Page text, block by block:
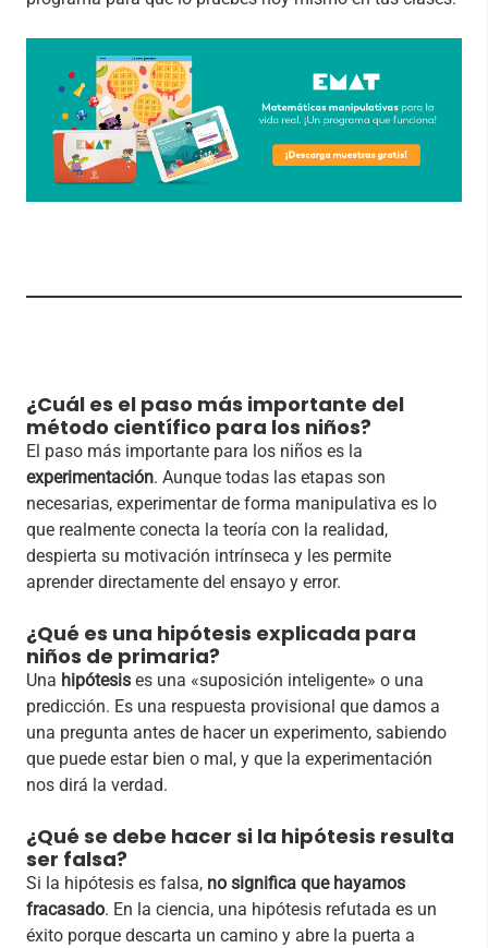
¿Cuál es el paso más importante del
método científico para los niños?
El paso más importante para los niños es la
experimentación. Aunque todas las etapas son
necesarias, experimentar de forma manipulativa es lo
que realmente conecta la teoría con la realidad,
despierta su motivación intrínseca y les permite
aprender directamente del ensayo y error.
¿Qué es una hipótesis explicada para
niños de primaria?
Una hipótesis es una «suposición inteligente» o una
predicción. Es una respuesta provisional que damos a
una pregunta antes de hacer un experimento, sabiendo
que puede estar bien o mal, y que la experimentación
nos dirá la verdad.
¿Qué se debe hacer si la hipótesis resulta
ser falsa?
Si la hipótesis es falsa, no significa que hayamos
fracasado. En la ciencia, una hipótesis refutada es un
éxito porque descarta un camino y abre la puerta a